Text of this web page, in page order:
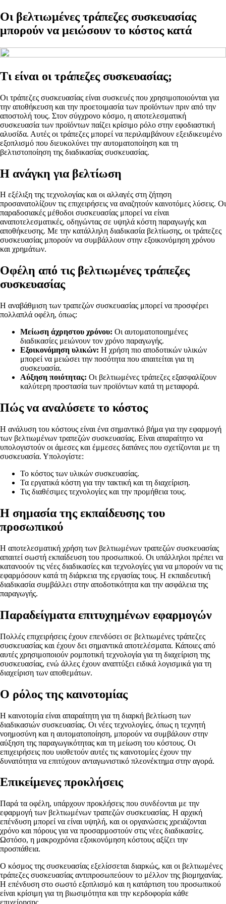
Οι βελτιωμένες τράπεζες συσκευασίας
μπορούν να μειώσουν το κόστος κατά
Τι είναι οι τράπεζες συσκευασίας;
Οι τράπεζες συσκευασίας είναι συσκευές που χρησιμοποιούνται για
την αποθήκευση και την προετοιμασία των προϊόντων πριν από την
αποστολή τους. Στον σύγχρονο κόσμο, η αποτελεσματική
συσκευασία των προϊόντων παίζει κρίσιμο ρόλο στην εφοδιαστική
αλυσίδα. Αυτές οι τράπεζες μπορεί να περιλαμβάνουν εξειδικευμένο
εξοπλισμό που διευκολύνει την αυτοματοποίηση και τη
βελτιστοποίηση της διαδικασίας συσκευασίας.
Η ανάγκη για βελτίωση
Η εξέλιξη της τεχνολογίας και οι αλλαγές στη ζήτηση
προσανατολίζουν τις επιχειρήσεις να αναζητούν καινοτόμες λύσεις. Οι
παραδοσιακές μέθοδοι συσκευασίας μπορεί να είναι
αναποτελεσματικές, οδηγώντας σε υψηλά κόστη παραγωγής και
αποθήκευσης. Με την κατάλληλη διαδικασία βελτίωσης, οι τράπεζες
συσκευασίας μπορούν να συμβάλλουν στην εξοικονόμηση χρόνου
και χρημάτων.
Οφέλη από τις βελτιωμένες τράπεζες
συσκευασίας
Η αναβάθμιση των τραπεζών συσκευασίας μπορεί να προσφέρει
πολλαπλά οφέλη, όπως:
Μείωση άχρηστου χρόνου: Οι αυτοματοποιημένες
διαδικασίες μειώνουν τον χρόνο παραγωγής.
Εξοικονόμηση υλικών: Η χρήση πιο αποδοτικών υλικών
μπορεί να μειώσει την ποσότητα που απαιτείται για τη
συσκευασία.
Αύξηση ποιότητας: Οι βελτιωμένες τράπεζες εξασφαλίζουν
καλύτερη προστασία των προϊόντων κατά τη μεταφορά.
Πώς να αναλύσετε το κόστος
Η ανάλυση του κόστους είναι ένα σημαντικό βήμα για την εφαρμογή
των βελτιωμένων τραπεζών συσκευασίας. Είναι απαραίτητο να
υπολογιστούν οι άμεσες και έμμεσες δαπάνες που σχετίζονται με τη
συσκευασία. Υπολογίστε:
Το κόστος των υλικών συσκευασίας.
Τα εργατικά κόστη για την τακτική και τη διαχείριση.
Τις διαθέσιμες τεχνολογίες και την προμήθεια τους.
Η σημασία της εκπαίδευσης του
προσωπικού
Η αποτελεσματική χρήση των βελτιωμένων τραπεζών συσκευασίας
απαιτεί σωστή εκπαίδευση του προσωπικού. Οι υπάλληλοι πρέπει να
κατανοούν τις νέες διαδικασίες και τεχνολογίες για να μπορούν να τις
εφαρμόσουν κατά τη διάρκεια της εργασίας τους. Η εκπαιδευτική
διαδικασία συμβάλλει στην αποδοτικότητα και την ασφάλεια της
παραγωγής.
Παραδείγματα επιτυχημένων εφαρμογών
Πολλές επιχειρήσεις έχουν επενδύσει σε βελτιωμένες τράπεζες
συσκευασίας και έχουν δει σημαντικά αποτελέσματα. Κάποιες από
αυτές χρησιμοποιούν ρομποτική τεχνολογία για τη διαχείριση της
συσκευασίας, ενώ άλλες έχουν αναπτύξει ειδικά λογισμικά για τη
διαχείριση των αποθεμάτων.
Ο ρόλος της καινοτομίας
Η καινοτομία είναι απαραίτητη για τη διαρκή βελτίωση των
διαδικασιών συσκευασίας. Οι νέες τεχνολογίες, όπως η τεχνητή
νοημοσύνη και η αυτοματοποίηση, μπορούν να συμβάλουν στην
αύξηση της παραγωγικότητας και τη μείωση του κόστους. Οι
επιχειρήσεις που υιοθετούν αυτές τις καινοτομίες έχουν την
δυνατότητα να επιτύχουν ανταγωνιστικό πλεονέκτημα στην αγορά.
Επικείμενες προκλήσεις
Παρά τα οφέλη, υπάρχουν προκλήσεις που συνδέονται με την
εφαρμογή των βελτιωμένων τραπεζών συσκευασίας. Η αρχική
επένδυση μπορεί να είναι υψηλή, και οι οργανώσεις χρειάζονται
χρόνο και πόρους για να προσαρμοστούν στις νέες διαδικασίες.
Ωστόσο, η μακροχρόνια εξοικονόμηση κόστους αξίζει την
προσπάθεια.
Ο κόσμος της συσκευασίας εξελίσσεται διαρκώς, και οι βελτιωμένες
τράπεζες συσκευασίας αντιπροσωπεύουν το μέλλον της βιομηχανίας.
Η επένδυση στο σωστό εξοπλισμό και η κατάρτιση του προσωπικού
είναι κρίσιμη για τη βιωσιμότητα και την κερδοφορία κάθε